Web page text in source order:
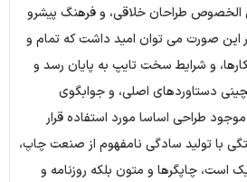
الخصوص طراحان خلاقی، و فرهنگ پیشرو
این صورت می توان امید داشت که تمام و
و شرایط سخت تایپ به پایان رسد و
دستاوردهای اصلی، و جوابگوی
طراحی اساسا مورد استفاده قرار
با تولید سادگی نامفهوم از صنعت چاپ،
است، چاپگرها و متون بلکه روزنامه و